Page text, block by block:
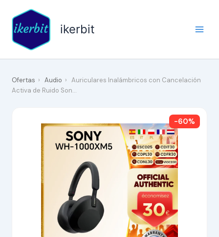
contenido
ikerbit
Ofertas › Audio › Auriculares Inalámbricos con Cancelación
Activa de Ruido Son…
-60%